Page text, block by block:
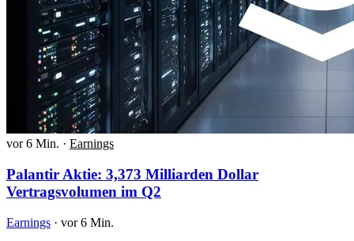
vor 6 Min. · Earnings
Palantir Aktie: 3,373 Milliarden Dollar
Vertragsvolumen im Q2
Earnings · vor 6 Min.